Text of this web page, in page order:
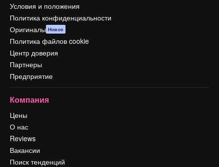
Условия и положения
Политика конфиденциальности
Оригиналы Новое
Политика файлов cookie
Центр доверия
Партнеры
Предприятие
Компания
Цены
О нас
Reviews
Вакансии
Поиск тенденций